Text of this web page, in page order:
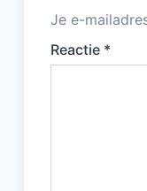
Je e-
Reactie *